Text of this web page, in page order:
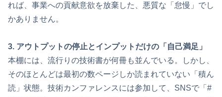
れば、事業への貢献意欲を放棄した、悪質な「怠慢」でし
かありません。
3. アウトプットの停止とインプットだけの「自己満足」
本棚には、流行りの技術書が何冊も並んでいる。しかし、
そのほとんどは最初の数ページしか読まれていない「積ん
読」状態。技術カンファレンスには参加して、SNSで「#